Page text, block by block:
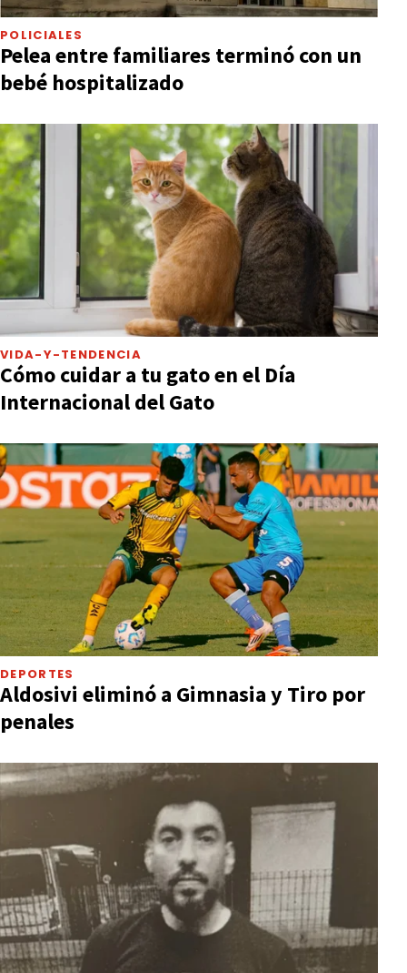
POLICIALES
Pelea entre familiares terminó con un
bebé hospitalizado
VIDA-Y-TENDENCIA
Cómo cuidar a tu gato en el Día
Internacional del Gato
DEPORTES
Aldosivi eliminó a Gimnasia y Tiro por
penales